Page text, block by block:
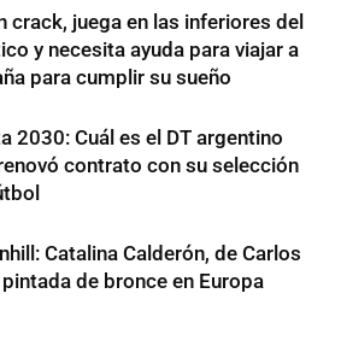
crack, juega en las inferiores del
y necesita ayuda para viajar a
para cumplir su sueño
2030: Cuál es el DT argentino
contrato con su selección
Catalina Calderón, de Carlos
pintada de bronce en Europa